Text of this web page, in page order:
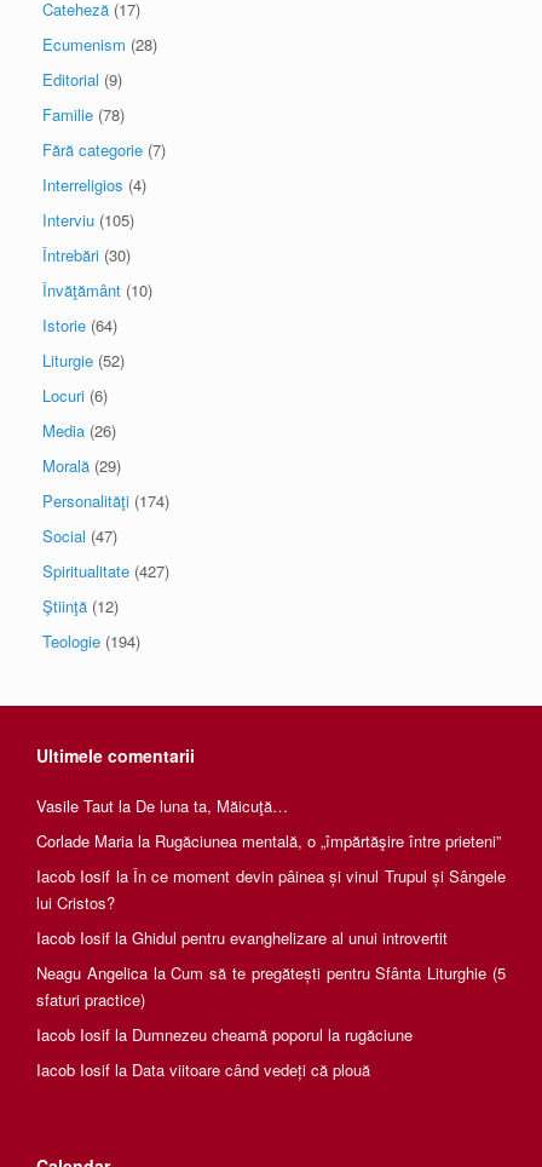
Cateheză (17)
Ecumenism (28)
Editorial (9)
Familie (78)
Fără categorie (7)
Interreligios (4)
Interviu (105)
Întrebări (30)
Învăţământ (10)
Istorie (64)
Liturgie (52)
Locuri (6)
Media (26)
Morală (29)
Personalităţi (174)
Social (47)
Spiritualitate (427)
Ştiinţă (12)
Teologie (194)
Ultimele comentarii
Vasile Taut la De luna ta, Măicuţă…
Corlade Maria la Rugăciunea mentală, o „împărtăşire între prieteni”
Iacob Iosif la În ce moment devin pâinea și vinul Trupul și Sângele
lui Cristos?
Iacob Iosif la Ghidul pentru evanghelizare al unui introvertit
Neagu AngelicalaCum să te pregătești pentru Sfânta Liturghie (5
sfaturi practice)
Iacob Iosif la Dumnezeu cheamă poporul la rugăciune
Iacob Iosif la Data viitoare când vedeți că plouă